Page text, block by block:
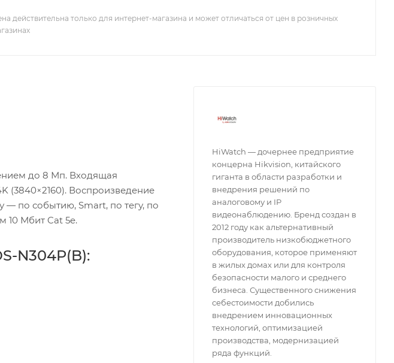
действительна только для интернет-магазина и может отличаться от цен в розничных
до 8 Мп. Входящая
(3840×2160). Воспроизведение
— по событию, Smart, по тегу, по
10 Мбит Cat 5e.
N304P(B):
HiWatch — дочернее предприятие
концерна Hikvision, китайского
гиганта в области разработки и
внедрения решений по
аналоговому и IP
видеонаблюдению. Бренд создан в
2012 году как альтернативный
производитель низкобюджетного
оборудования, которое применяют
в жилых домах или для контроля
безопасности малого и среднего
бизнеса. Существенного снижения
себестоимости добились
внедрением инновационных
технологий, оптимизацией
производства, модернизацией
ряда функций.